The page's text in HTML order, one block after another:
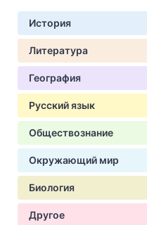
История
Литература
География
Русский язык
Обществознание
Окружающий мир
Биология
Другое